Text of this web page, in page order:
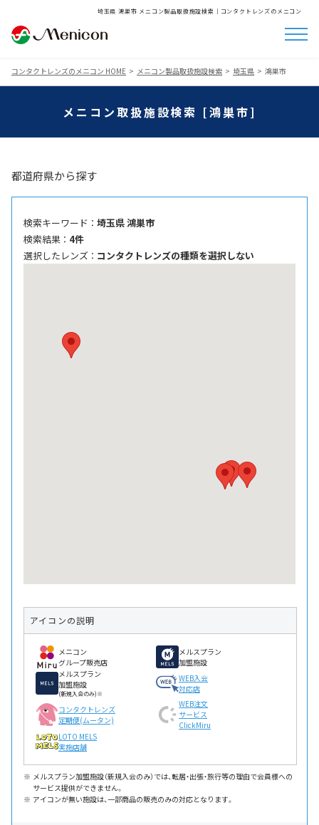
埼玉県 鴻巣市 メニコン製品取扱施設検索│コンタクトレンズのメニコン
コンタクトレンズのメニコン HOME メニコン製品取扱施設検索 埼玉県 鴻巣市
メニコン取扱施設検索 [鴻巣市]
都道府県から探す
検索キーワード ： 埼玉県 鴻巣市
検索結果 ： 4件
選択したレンズ ： コンタクトレンズの種類を選択しない
アイコンの説明
メニコン
グループ販売店
メルスプラン
加盟施設
メルスプラン
加盟施設
(新規入会のみ)※
WEB入会
対応店
コンタクトレンズ
定期便(ムータン)
WEB注文
サービス
ClickMiru
LOTO MELS
実施店舗
メルスプラン加盟施設（新規入会のみ）では、転居・出張・旅行等の理由で会員様への
サービス提供ができません。
アイコンが無い施設は、一部商品の販売のみの対応となります。